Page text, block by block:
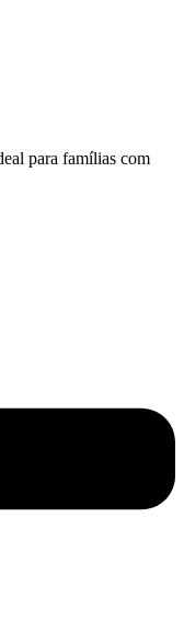
para famílias com